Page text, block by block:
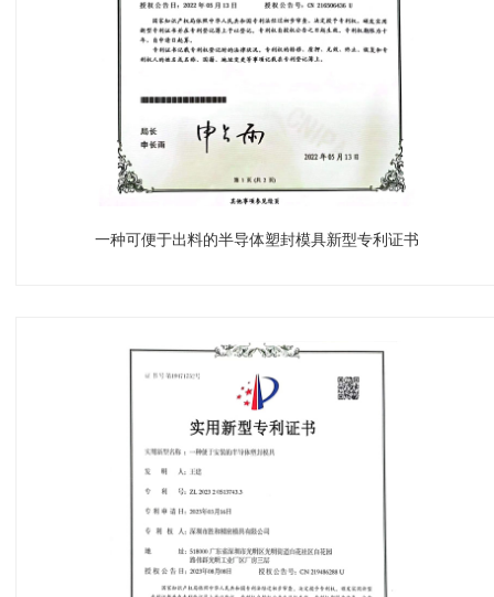
一种可便于出料的半导体塑封模具新型专利证书